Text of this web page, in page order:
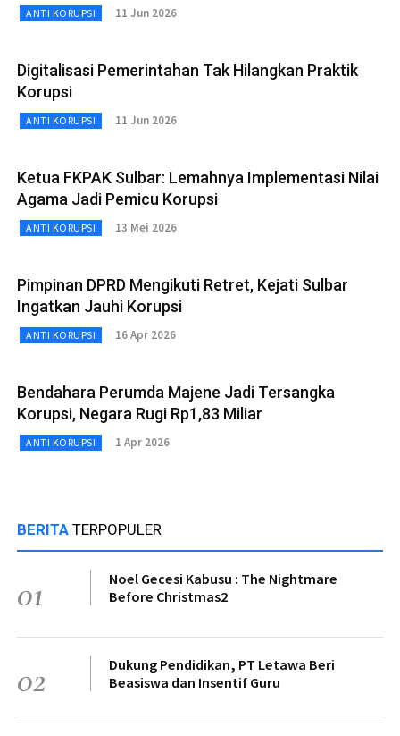
ANTI KORUPSI 11 Jun 2026
Digitalisasi Pemerintahan Tak Hilangkan Praktik
Korupsi
ANTI KORUPSI 11 Jun 2026
Ketua FKPAK Sulbar: Lemahnya Implementasi Nilai
Agama Jadi Pemicu Korupsi
ANTI KORUPSI 13 Mei 2026
Pimpinan DPRD Mengikuti Retret, Kejati Sulbar
Ingatkan Jauhi Korupsi
ANTI KORUPSI 16 Apr 2026
Bendahara Perumda Majene Jadi Tersangka
Korupsi, Negara Rugi Rp1,83 Miliar
ANTI KORUPSI 1 Apr 2026
BERITA TERPOPULER
01
Noel Gecesi Kabusu : The Nightmare
Before Christmas2
02
Dukung Pendidikan, PT Letawa Beri
Beasiswa dan Insentif Guru